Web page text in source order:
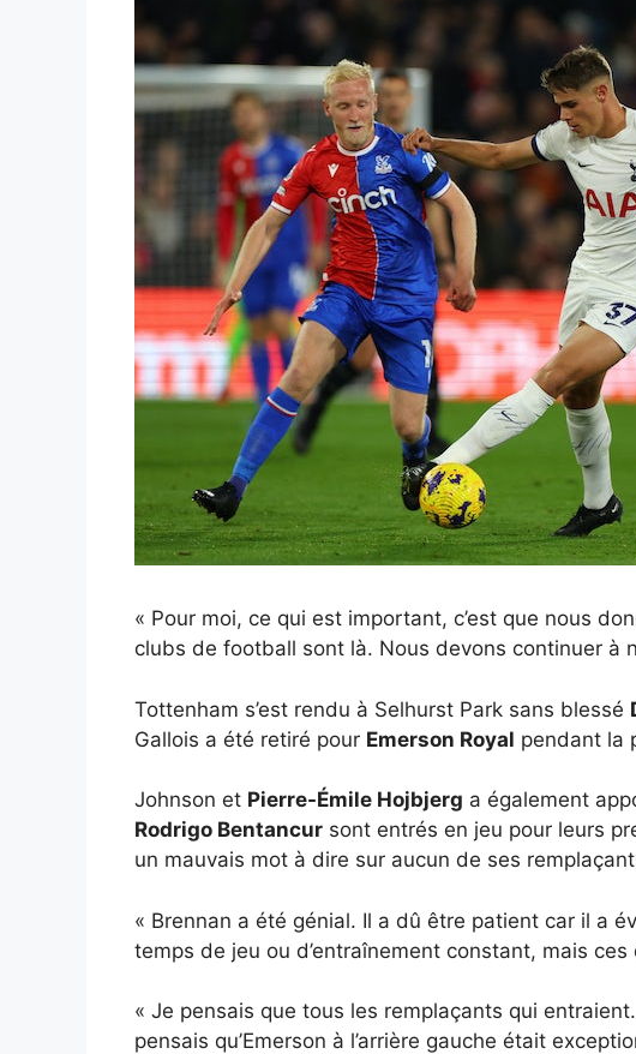
« Pour moi, ce qui est important, c’est que nous
clubs de football sont là. Nous devons continuer à
Tottenham s’est rendu à Selhurst Park sans blessé
Gallois a été retiré pour Emerson Royal pendant la
Johnson et Pierre-Émile Hojbjerg a également
Rodrigo Bentancur sont entrés en jeu pour leurs
un mauvais mot à dire sur aucun de ses
« Brennan a été génial. Il a dû être patient car il a
temps de jeu ou d’entraînement constant, mais
« Je pensais que tous les remplaçants qui
pensais qu’Emerson à l’arrière gauche était